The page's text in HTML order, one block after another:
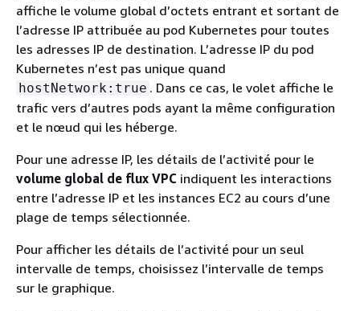
affiche le volume global d’octets entrant et sortant de
l’adresse IP attribuée au pod Kubernetes pour toutes
les adresses IP de destination. L’adresse IP du pod
Kubernetes n’est pas unique quand
hostNetwork:true . Dans ce cas, le volet affiche le
trafic vers d’autres pods ayant la même configuration
et le nœud qui les héberge.
Pour une adresse IP, les détails de l’activité pour le
volume global de flux VPC indiquent les interactions
entre l’adresse IP et les instances EC2 au cours d’une
plage de temps sélectionnée.
Pour afficher les détails de l’activité pour un seul
intervalle de temps, choisissez l’intervalle de temps
sur le graphique.